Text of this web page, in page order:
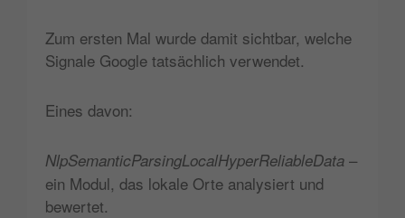
Zum ersten Mal wurde damit sichtbar, welche
Signale Google tatsächlich verwendet.
Eines davon:
NlpSemanticParsingLocalHyperReliableData –
ein Modul, das lokale Orte analysiert und
bewertet.